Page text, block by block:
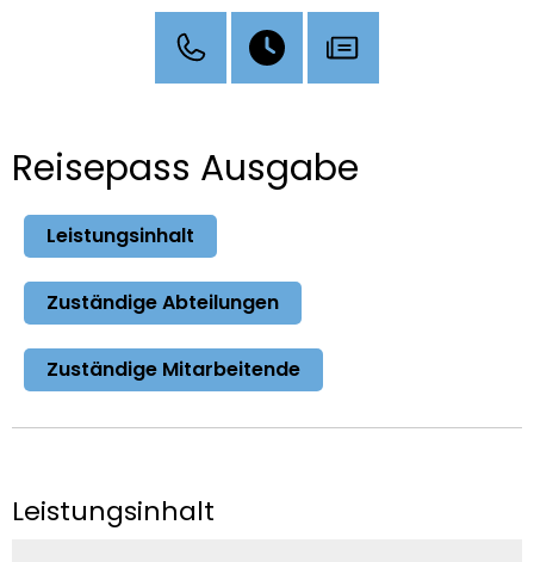
Reisepass Ausgabe
Leistungsinhalt
Zuständige Abteilungen
Zuständige Mitarbeitende
Leistungsinhalt